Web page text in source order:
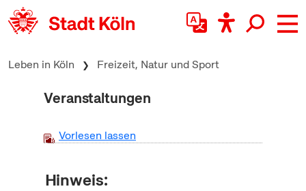
zum Inhalt springen
Leben in Köln Freizeit, Natur und Sport
Veranstaltungen
Vorlesen lassen
Hinweis: